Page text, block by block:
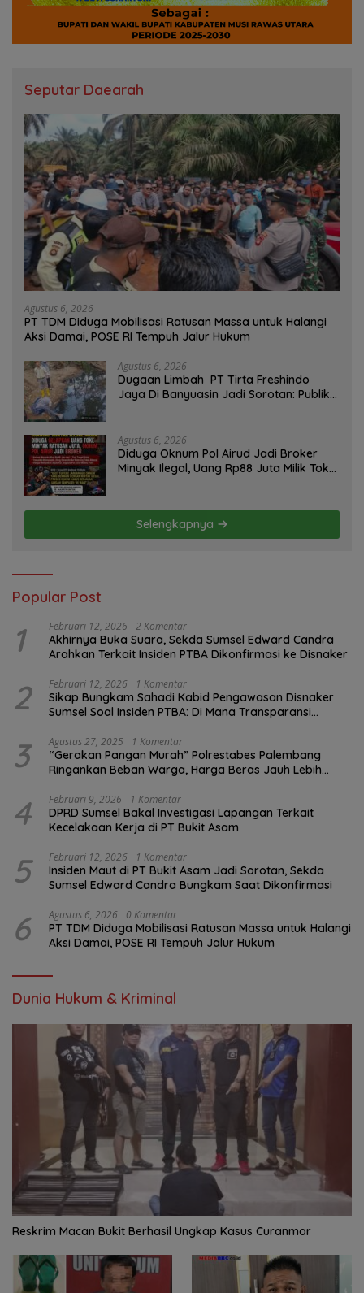
Seputar Daearah
Agustus 6, 2026
PT TDM Diduga Mobilisasi Ratusan Massa untuk Halangi
Aksi Damai, POSE RI Tempuh Jalur Hukum
Agustus 6, 2026
Dugaan Limbah PT Tirta Freshindo
Jaya Di Banyuasin Jadi Sorotan: Publik
Agustus 6, 2026
Diduga Oknum Pol Airud Jadi Broker
Minyak Ilegal, Uang Rp88 Juta Milik Toke
Selengkapnya
Popular Post
1 Februari 12, 2026 2 Komentar
Akhirnya Buka Suara, Sekda Sumsel Edward Candra
Arahkan Terkait Insiden PTBA Dikonfirmasi ke Disnaker
2 Februari 12, 2026 1 Komentar
Sikap Bungkam Sahadi Kabid Pengawasan Disnaker
Sumsel Soal Insiden PTBA: Di Mana Transparansi
3 Agustus 27, 2025 1 Komentar
“Gerakan Pangan Murah” Polrestabes Palembang
Ringankan Beban Warga, Harga Beras Jauh Lebih
4 Februari 9, 2026 1 Komentar
DPRD Sumsel Bakal Investigasi Lapangan Terkait
Kecelakaan Kerja di PT Bukit Asam
5 Februari 12, 2026 1 Komentar
Insiden Maut di PT Bukit Asam Jadi Sorotan, Sekda
Sumsel Edward Candra Bungkam Saat Dikonfirmasi
6 Agustus 6, 2026 0 Komentar
PT TDM Diduga Mobilisasi Ratusan Massa untuk Halangi
Aksi Damai, POSE RI Tempuh Jalur Hukum
Dunia Hukum & Kriminal
Reskrim Macan Bukit Berhasil Ungkap Kasus Curanmor